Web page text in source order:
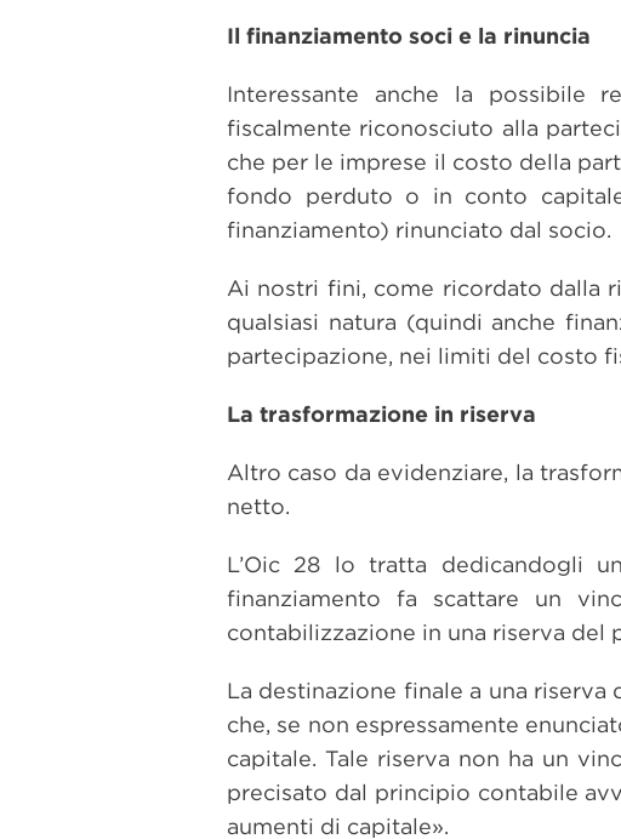
Il finanziamento soci e la rinuncia
Interessante anche la possibile
fiscalmente riconosciuto alla
che per le imprese il costo della
fondo perduto o in conto
finanziamento) rinunciato dal socio.
Ai nostri fini, come ricordato dalla
qualsiasi natura (quindi anche
partecipazione, nei limiti del costo
La trasformazione in riserva
Altro caso da evidenziare, la
netto.
L’Oic 28 lo tratta dedicandogli
finanziamento fa scattare un
contabilizzazione in una riserva del
La destinazione finale a una
che, se non espressamente
capitale. Tale riserva non ha un
precisato dal principio contabile
aumenti di capitale».